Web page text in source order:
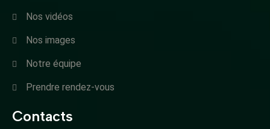
Nos vidéos
Nos images
Notre équipe
Prendre rendez-vous
Contacts